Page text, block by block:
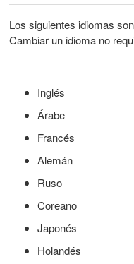
Los siguientes idiomas
Cambiar un idioma no
Inglés
Árabe
Francés
Alemán
Ruso
Coreano
Japonés
Holandés